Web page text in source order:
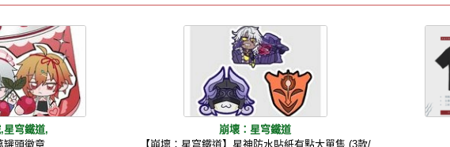
星穹鐵道,
罐頭徽章
崩壞：星穹鐵道
【崩壞：星穹鐵道】星神防水貼紙有點大單售 (3款/